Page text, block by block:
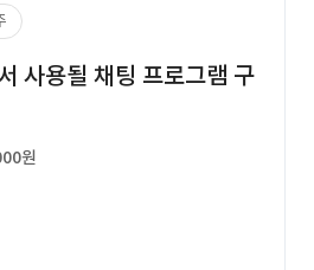
사용될 채팅 프로그램 구
원